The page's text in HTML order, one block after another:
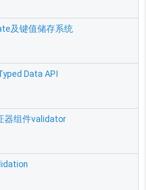
及键值储存系统
Data API
器组件validator